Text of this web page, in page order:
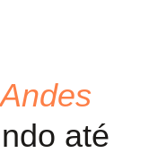
Andes
até